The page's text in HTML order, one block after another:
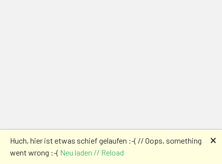
Huch, hier ist etwas schief gelaufen :-( // Oops, something
went wrong :-( Neu laden // Reload
🗙